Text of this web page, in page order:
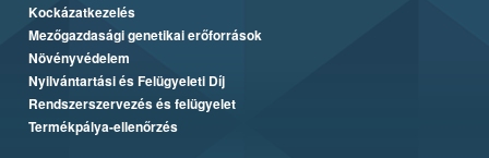
Kockázatkezelés
Mezőgazdasági genetikai erőforrások
Növényvédelem
Nyilvántartási és Felügyeleti Díj
Rendszerszervezés és felügyelet
Termékpálya-ellenőrzés